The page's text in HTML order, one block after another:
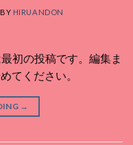
BY HIRUANDON
初の投稿です。編集ま
てください。
→